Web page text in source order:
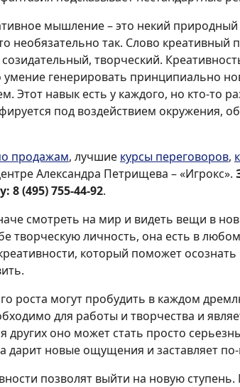
мышление – это некий природный
необязательно так. Слово креативный
творческий.
умение генерировать принципиально
Этот навык есть у каждого, но кто-то
под воздействием окружения,
продажам, лучшие курсы переговоров,
Александра Петрищева – «Игрокс».
(495) 755-44-92.
смотреть на мир и видеть вещи в
творческую личность, она есть в
который поможет осознать
роста могут пробудить в каждом
для работы и творчества и
других оно может стать просто
дарит новые ощущения и заставляет
позволят выйти на новую